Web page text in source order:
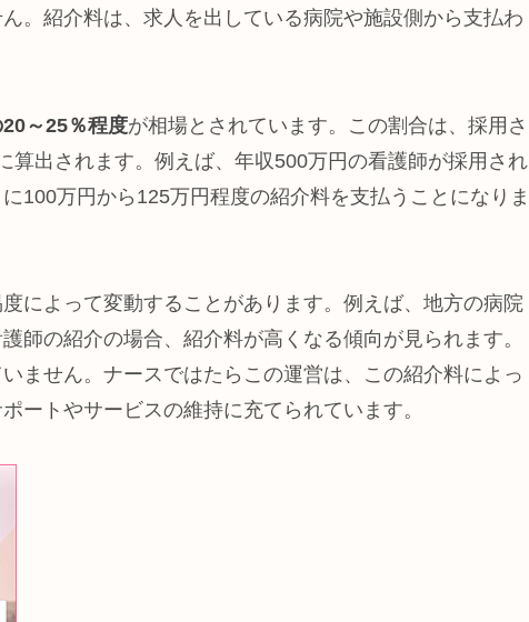
。紹介料は、求人を出している病院や施設側から支払わ
～25％程度が相場とされています。この割合は、採用さ
算出されます。例えば、年収500万円の看護師が採用され
100万円から125万円程度の紹介料を支払うことになりま
によって変動することがあります。例えば、地方の病院
師の紹介の場合、紹介料が高くなる傾向が見られます。
ません。ナースではたらこの運営は、この紹介料によっ
ートやサービスの維持に充てられています。